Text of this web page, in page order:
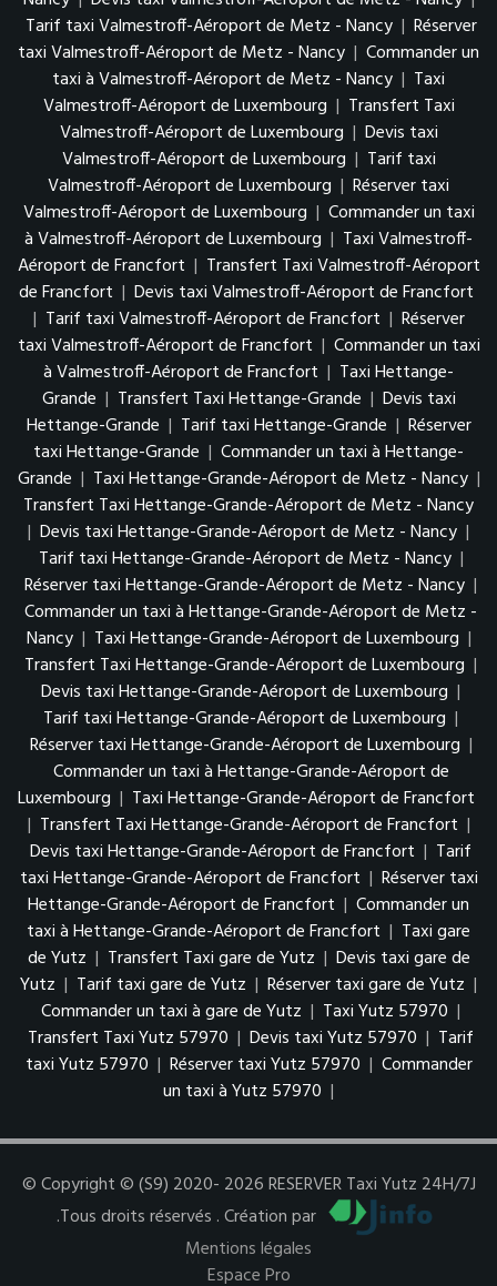
Tarif taxi Valmestroff-Aéroport de Metz - Nancy | Réserver
taxi Valmestroff-Aéroport de Metz - Nancy | Commander un
taxi à Valmestroff-Aéroport de Metz - Nancy | Taxi
Valmestroff-Aéroport de Luxembourg | Transfert Taxi
Valmestroff-Aéroport de Luxembourg | Devis taxi
Valmestroff-Aéroport de Luxembourg | Tarif taxi
Valmestroff-Aéroport de Luxembourg | Réserver taxi
Valmestroff-Aéroport de Luxembourg | Commander un taxi
à Valmestroff-Aéroport de Luxembourg | Taxi Valmestroff-
Aéroport de Francfort | Transfert Taxi Valmestroff-Aéroport
de Francfort | Devis taxi Valmestroff-Aéroport de Francfort
| Tarif taxi Valmestroff-Aéroport de Francfort | Réserver
taxi Valmestroff-Aéroport de Francfort | Commander un taxi
à Valmestroff-Aéroport de Francfort | Taxi Hettange-
Grande | Transfert Taxi Hettange-Grande | Devis taxi
Hettange-Grande | Tarif taxi Hettange-Grande | Réserver
taxi Hettange-Grande | Commander un taxi à Hettange-
Grande | Taxi Hettange-Grande-Aéroport de Metz - Nancy |
Transfert Taxi Hettange-Grande-Aéroport de Metz - Nancy
| Devis taxi Hettange-Grande-Aéroport de Metz - Nancy |
Tarif taxi Hettange-Grande-Aéroport de Metz - Nancy |
Réserver taxi Hettange-Grande-Aéroport de Metz - Nancy |
Commander un taxi à Hettange-Grande-Aéroport de Metz -
Nancy | Taxi Hettange-Grande-Aéroport de Luxembourg |
Transfert Taxi Hettange-Grande-Aéroport de Luxembourg |
Devis taxi Hettange-Grande-Aéroport de Luxembourg |
Tarif taxi Hettange-Grande-Aéroport de Luxembourg |
Réserver taxi Hettange-Grande-Aéroport de Luxembourg |
Commander un taxi à Hettange-Grande-Aéroport de
Luxembourg | Taxi Hettange-Grande-Aéroport de Francfort
| Transfert Taxi Hettange-Grande-Aéroport de Francfort |
Devis taxi Hettange-Grande-Aéroport de Francfort | Tarif
taxi Hettange-Grande-Aéroport de Francfort | Réserver taxi
Hettange-Grande-Aéroport de Francfort | Commander un
taxi à Hettange-Grande-Aéroport de Francfort | Taxi gare
de Yutz | Transfert Taxi gare de Yutz | Devis taxi gare de
Yutz | Tarif taxi gare de Yutz | Réserver taxi gare de Yutz |
Commander un taxi à gare de Yutz | Taxi Yutz 57970 |
Transfert Taxi Yutz 57970 | Devis taxi Yutz 57970 | Tarif
taxi Yutz 57970 | Réserver taxi Yutz 57970 | Commander
un taxi à Yutz 57970 |
© Copyright © (S9) 2020- 2026 RESERVER Taxi Yutz 24H/7J
.Tous droits réservés . Création par
Mentions légales
Espace Pro